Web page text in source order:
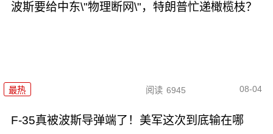
波斯要给中东\"物理断网\"，特朗普忙递橄榄枝？
最热 阅读 6945 08-04
F-35真被波斯导弹端了！美军这次到底输在哪